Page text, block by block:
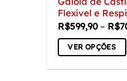
Flexível e
R$599,90 – R$
VER OPÇÕES